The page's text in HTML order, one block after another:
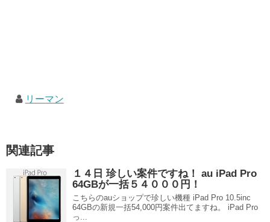
リーマン
関連記事
１４日 珍しい案件ですね！ au iPad Pro
64GBが一括５４０００円！
こちらのauショップで珍しい機種 iPad Pro 10.5inc
64GBの新規一括54,000円案件出てますね。 iPad Pro
っ...